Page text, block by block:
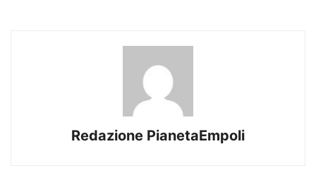
Redazione PianetaEmpoli